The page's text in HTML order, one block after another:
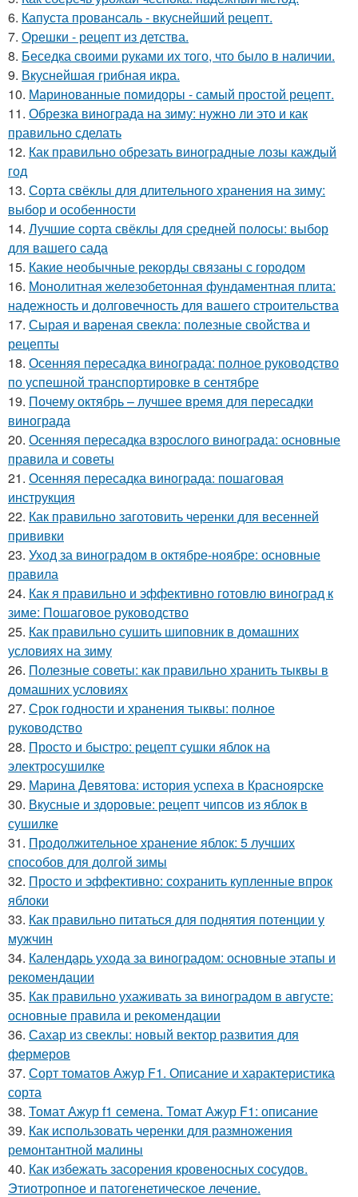
6. Капуста провансаль - вкуснейший рецепт.
7. Орешки - рецепт из детства.
8. Беседка своими руками их того, что было в наличии.
9. Вкуснейшая грибная икра.
10. Маринованные помидоры - самый простой рецепт.
11. Обрезка винограда на зиму: нужно ли это и как
правильно сделать
12. Как правильно обрезать виноградные лозы каждый
год
13. Сорта свёклы для длительного хранения на зиму:
выбор и особенности
14. Лучшие сорта свёклы для средней полосы: выбор
для вашего сада
15. Какие необычные рекорды связаны с городом
16. Монолитная железобетонная фундаментная плита:
надежность и долговечность для вашего строительства
17. Сырая и вареная свекла: полезные свойства и
рецепты
18. Осенняя пересадка винограда: полное руководство
по успешной транспортировке в сентябре
19. Почему октябрь – лучшее время для пересадки
винограда
20. Осенняя пересадка взрослого винограда: основные
правила и советы
21. Осенняя пересадка винограда: пошаговая
инструкция
22. Как правильно заготовить черенки для весенней
прививки
23. Уход за виноградом в октябре-ноябре: основные
правила
24. Как я правильно и эффективно готовлю виноград к
зиме: Пошаговое руководство
25. Как правильно сушить шиповник в домашних
условиях на зиму
26. Полезные советы: как правильно хранить тыквы в
домашних условиях
27. Срок годности и хранения тыквы: полное
руководство
28. Просто и быстро: рецепт сушки яблок на
электросушилке
29. Марина Девятова: история успеха в Красноярске
30. Вкусные и здоровые: рецепт чипсов из яблок в
сушилке
31. Продолжительное хранение яблок: 5 лучших
способов для долгой зимы
32. Просто и эффективно: сохранить купленные впрок
яблоки
33. Как правильно питаться для поднятия потенции у
мужчин
34. Календарь ухода за виноградом: основные этапы и
рекомендации
35. Как правильно ухаживать за виноградом в августе:
основные правила и рекомендации
36. Сахар из свеклы: новый вектор развития для
фермеров
37. Сорт томатов Ажур F1. Описание и характеристика
сорта
38. Томат Ажур f1 семена. Томат Ажур F1: описание
39. Как использовать черенки для размножения
ремонтантной малины
40. Как избежать засорения кровеносных сосудов.
Этиотропное и патогенетическое лечение.